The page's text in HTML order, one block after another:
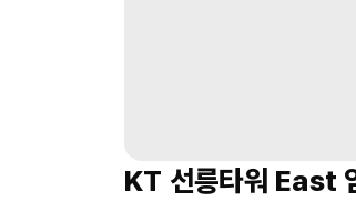
KT 선릉타워 East